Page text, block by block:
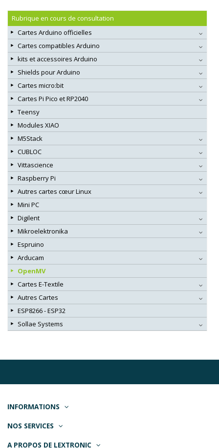
Rubrique en cours de consultation
Cartes Arduino officielles
Cartes compatibles Arduino
kits et accessoires Arduino
Shields pour Arduino
Cartes micro:bit
Cartes Pi Pico et RP2040
Teensy
Modules XIAO
M5Stack
CUBLOC
Vittascience
Raspberry Pi
Autres cartes cœur Linux
Mini PC
Digilent
Mikroelektronika
Espruino
Arducam
OpenMV
Cartes E-Textile
Autres Cartes
ESP8266 - ESP32
Sollae Systems
INFORMATIONS
NOS SERVICES
A PROPOS DE LEXTRONIC